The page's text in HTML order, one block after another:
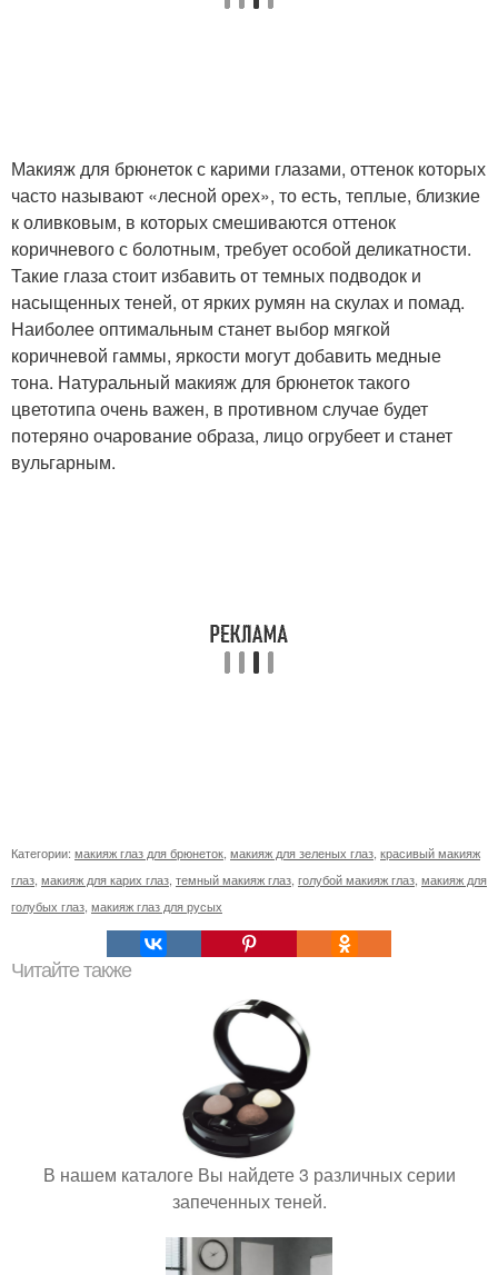
Макияж для брюнеток с карими глазами, оттенок которых
часто называют «лесной орех», то есть, теплые, близкие
к оливковым, в которых смешиваются оттенок
коричневого с болотным, требует особой деликатности.
Такие глаза стоит избавить от темных подводок и
насыщенных теней, от ярких румян на скулах и помад.
Наиболее оптимальным станет выбор мягкой
коричневой гаммы, яркости могут добавить медные
тона. Натуральный макияж для брюнеток такого
цветотипа очень важен, в противном случае будет
потеряно очарование образа, лицо огрубеет и станет
вульгарным.
Категории: макияж глаз для брюнеток макияж для зеленых глаз красивый макияж
глаз макияж для карих глаз темный макияж глаз голубой макияж глаз макияж для
голубых глаз макияж глаз для русых
Читайте также
В нашем каталоге Вы найдете 3 различных серии
запеченных теней.